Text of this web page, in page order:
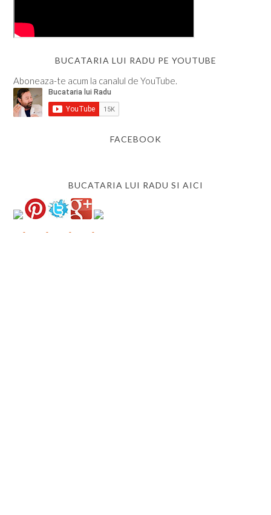
BUCATARIA LUI RADU PE YOUTUBE
Aboneaza-te acum la canalul de YouTube.
FACEBOOK
BUCATARIA LUI RADU SI AICI